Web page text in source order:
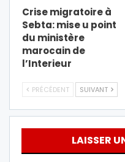
Crise migratoire à
Sebta: mise u point
du ministère
marocain de
l’Interieur
PRÉCÉDENT SUIVANT
LAISSER